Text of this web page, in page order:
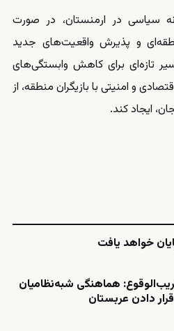
سیاسی در ارمنستان، در صورت
و پذیرش واقعیت‌های جدید
تازه‌ای برای کاهش وابستگی‌های
و امنیتی با بازیگران منطقه، از
ایجاد کند.
خواهد یافت
هماهنگی شبه‌نظامیان
دادن عربستان